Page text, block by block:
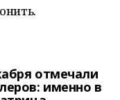
отмечали
именно в